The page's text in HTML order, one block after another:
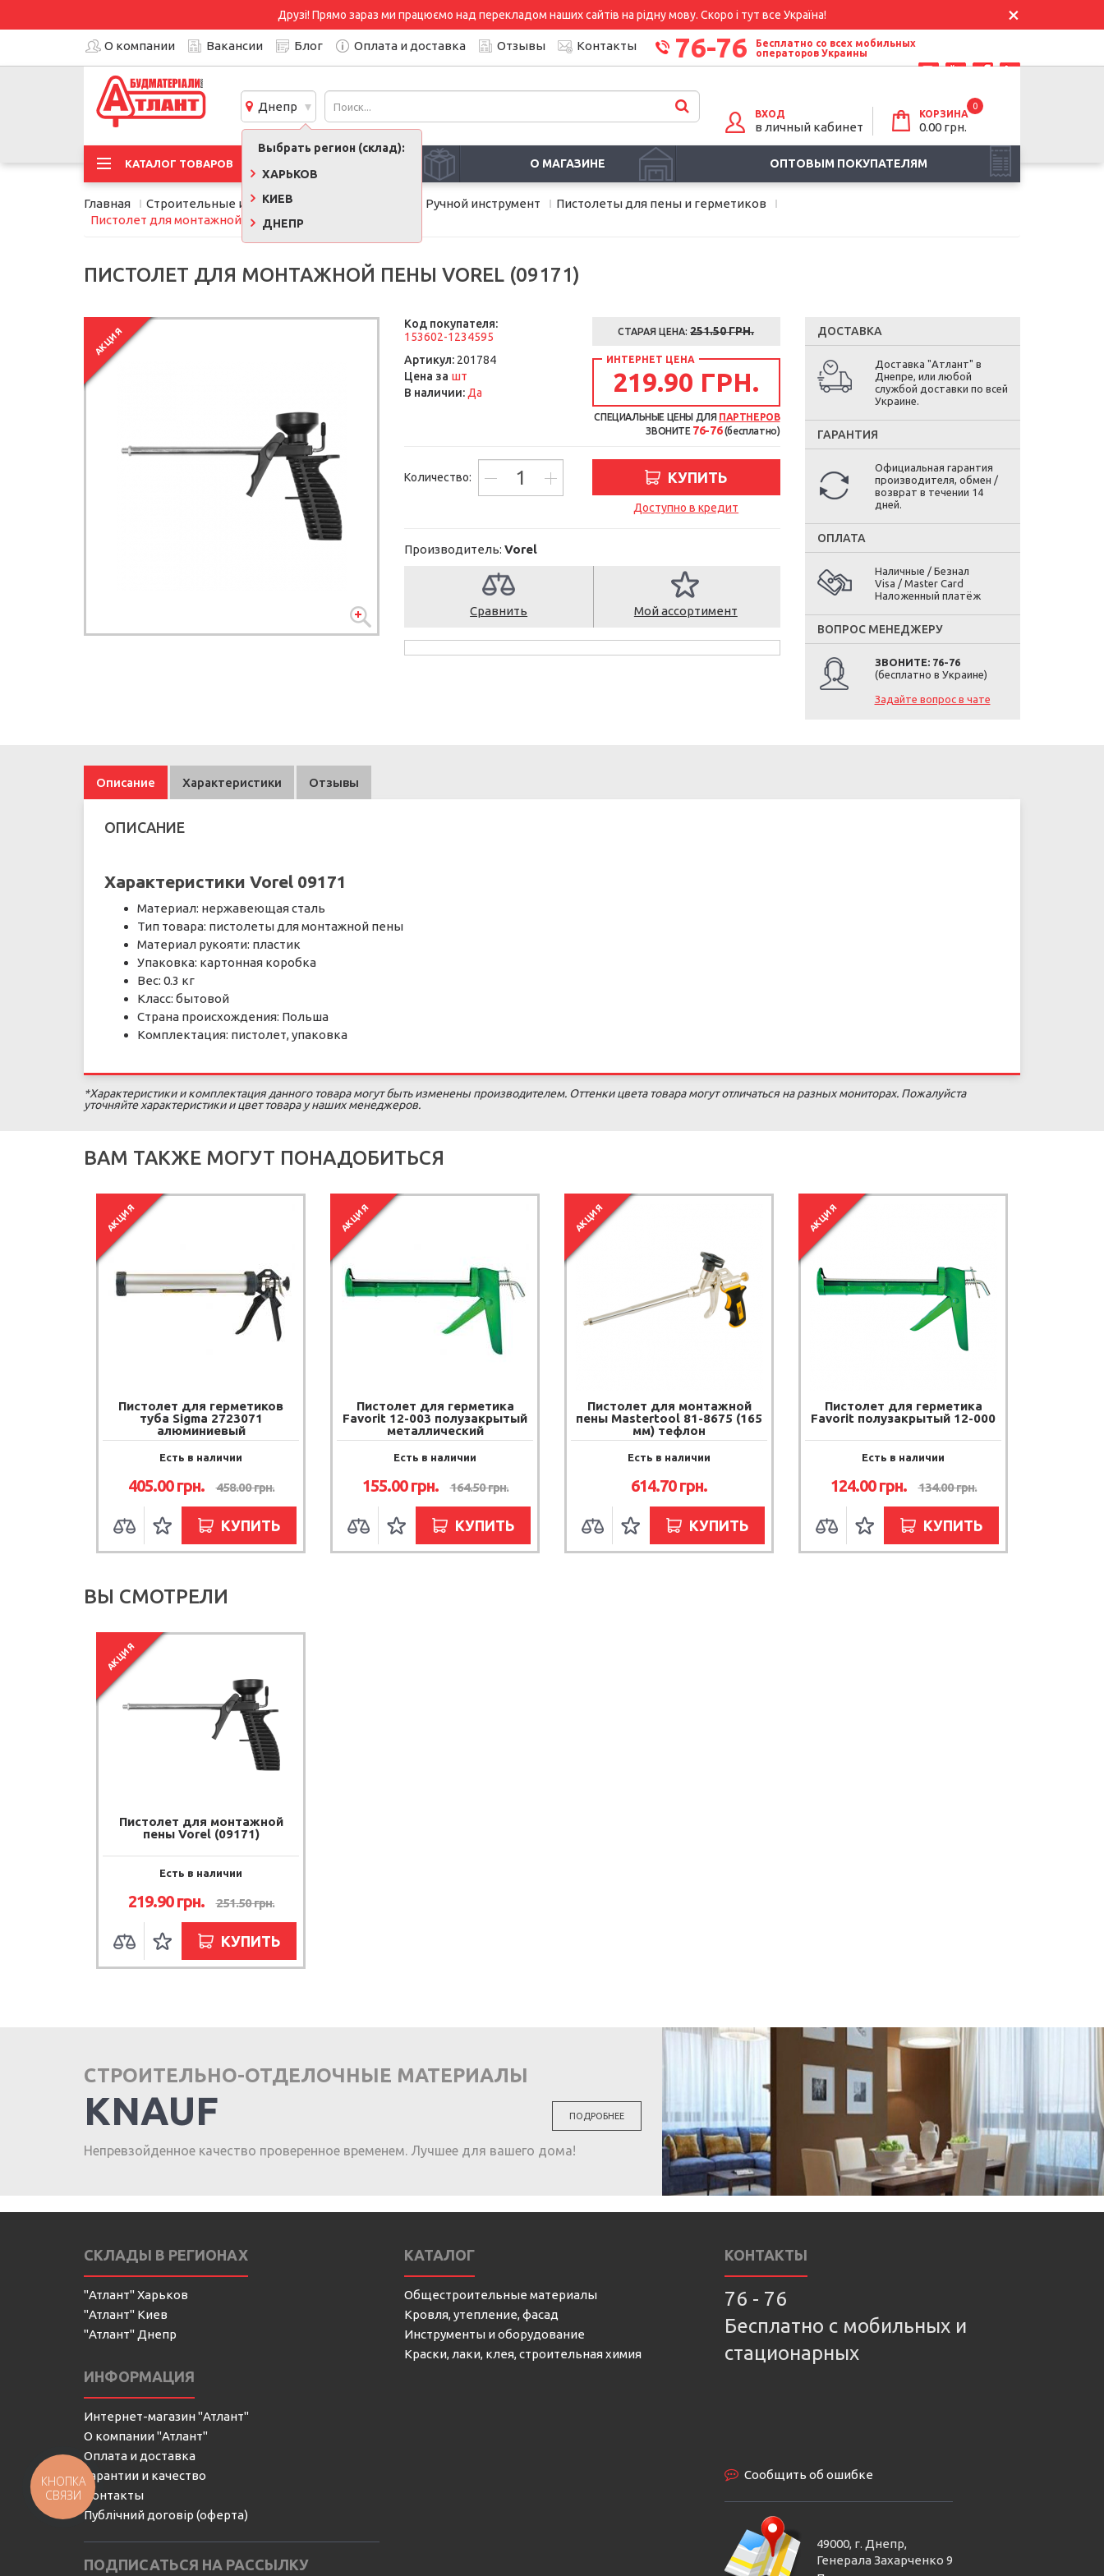
Друзі! Прямо зараз ми працюємо над перекладом наших сайтів на рідну мову. Скоро і тут все Україна!
О компании Вакансии Блог Оплата и доставка Отзывы Контакты 76-76
Бесплатно со всех мобильных
операторов Украины
Днепр
Выбрать регион (склад):
ХАРЬКОВ
КИЕВ
ДНЕПР
ВХОД
в личный кабинет
КОРЗИНА
0
0.00 грн.
КАТАЛОГ ТОВАРОВ О МАГАЗИНЕ ОПТОВЫМ ПОКУПАТЕЛЯМ
Главная Строительные инструменты, оборудование Ручной инструмент
Пистолеты для пены и герметиков
Пистолет для монтажной пены Vorel (09171)
ПИСТОЛЕТ ДЛЯ МОНТАЖНОЙ ПЕНЫ VOREL (09171)
АКЦИЯ
Код покупателя:
153602-1234595
Артикул: 201784
Цена за шт
В наличии: Да
СТАРАЯ ЦЕНА:251.50ГРН.
ИНТЕРНЕТ ЦЕНА
219.90 ГРН.
СПЕЦИАЛЬНЫЕ ЦЕНЫ ДЛЯ ПАРТНЕРОВ
ЗВОНИТЕ 76-76(бесплатно)
Количество: КУПИТЬ
Доступно в кредит
Производитель: Vorel
Сравнить Мой ассортимент
ДОСТАВКА
Доставка "Атлант" в
Днепре, или любой
службой доставки по всей
Украине.
ГАРАНТИЯ
Официальная гарантия
производителя, обмен /
возврат в течении 14
дней.
ОПЛАТА
Наличные / Безнал
Visa / Master Card
Наложенный платёж
ВОПРОС МЕНЕДЖЕРУ
ЗВОНИТЕ: 76-76
(бесплатно в Украине)
Задайте вопрос в чате
Описание Характеристики Отзывы
ОПИСАНИЕ
Характеристики Vorel 09171
Материал: нержавеющая сталь
Тип товара: пистолеты для монтажной пены
Материал рукояти: пластик
Упаковка: картонная коробка
Вес: 0.3 кг
Класс: бытовой
Страна происхождения: Польша
Комплектация: пистолет, упаковка
*Характеристики и комплектация данного товара могут быть изменены производителем. Оттенки цвета товара могут отличаться на разных мониторах. Пожалуйста
уточняйте характеристики и цвет товара у наших менеджеров.
ВАМ ТАКЖЕ МОГУТ ПОНАДОБИТЬСЯ
АКЦИЯ
Пистолет для герметиков
туба Sigma 2723071
алюминиевый
Есть в наличии
405.00грн. 458.00грн.
КУПИТЬ
АКЦИЯ
Пистолет для герметика
Favorit 12-003 полузакрытый
металлический
Есть в наличии
155.00грн. 164.50грн.
КУПИТЬ
АКЦИЯ
Пистолет для монтажной
пены Mastertool 81-8675 (165
мм) тефлон
Есть в наличии
614.70грн.
КУПИТЬ
АКЦИЯ
Пистолет для герметика
Favorit полузакрытый 12-000
Есть в наличии
124.00грн. 134.00грн.
КУПИТЬ
ВЫ СМОТРЕЛИ
АКЦИЯ
Пистолет для монтажной
пены Vorel (09171)
Есть в наличии
219.90грн. 251.50грн.
КУПИТЬ
СТРОИТЕЛЬНО-ОТДЕЛОЧНЫЕ МАТЕРИАЛЫ
KNAUF
Непревзойденное качество проверенное временем. Лучшее для вашего дома!
ПОДРОБНЕЕ
СКЛАДЫ В РЕГИОНАХ
"Атлант" Харьков
"Атлант" Киев
"Атлант" Днепр
ИНФОРМАЦИЯ
Интернет-магазин "Атлант"
О компании "Атлант"
Оплата и доставка
Гарантии и качество
Контакты
Публічний договір (оферта)
ПОДПИСАТЬСЯ НА РАССЫЛКУ
КАТАЛОГ
Общестроительные материалы
Кровля, утепление, фасад
Инструменты и оборудование
Краски, лаки, клея, строительная химия
КОНТАКТЫ
76 - 76
Бесплатно с мобильных и
стационарных
Сообщить об ошибке
49000, г. Днепр,
Генерала Захарченко 9
КНОПКА
СВЯЗИ